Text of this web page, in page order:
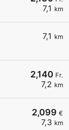
7,1 km
7,1 km
2,140 Fr.
7,2 km
2,099 €
7,3 km